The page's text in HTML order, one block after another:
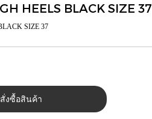
HEELS BLACK SIZE 37
SIZE 37
สั่งซื้อสินค้า